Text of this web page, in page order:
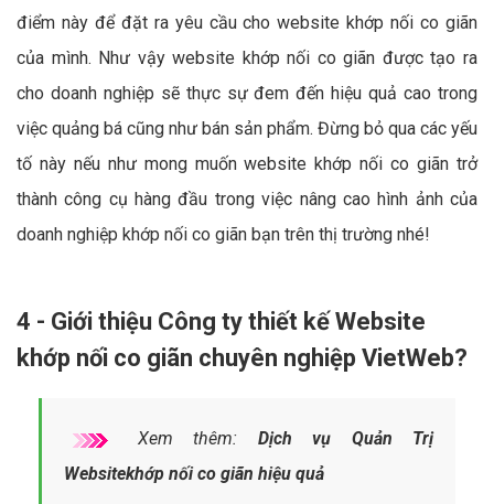
điểm này để đặt ra yêu cầu cho website khớp nối co giãn
của mình. Như vậy website khớp nối co giãn được tạo ra
cho doanh nghiệp sẽ thực sự đem đến hiệu quả cao trong
việc quảng bá cũng như bán sản phẩm. Đừng bỏ qua các yếu
tố này nếu như mong muốn website khớp nối co giãn trở
thành công cụ hàng đầu trong việc nâng cao hình ảnh của
doanh nghiệp khớp nối co giãn bạn trên thị trường nhé!
4 - Giới thiệu Công ty thiết kế Website
khớp nối co giãn chuyên nghiệp VietWeb?
Xem thêm: Dịch vụ Quản Trị
Websitekhớp nối co giãn hiệu quả